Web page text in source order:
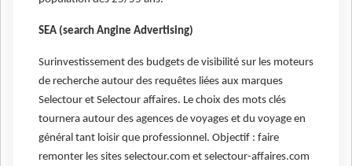
SEA (search Angine Advertising)
Surinvestissement des budgets de visibilité sur les moteurs
de recherche autour des requêtes liées aux marques
Selectour et Selectour affaires. Le choix des mots clés
tournera autour des agences de voyages et du voyage en
général tant loisir que professionnel. Objectif : faire
remonter les sites selectour.com et selectour-affaires.com